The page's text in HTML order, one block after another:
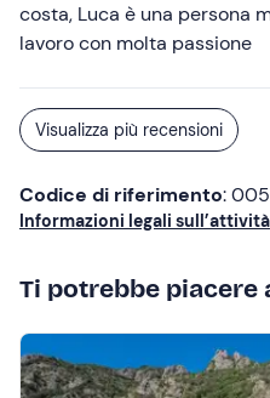
costa, Luca è una persona
lavoro con molta passione
Visualizza più recensioni
Codice di riferimento:
Informazioni legali sull’attività
Ti potrebbe piacere